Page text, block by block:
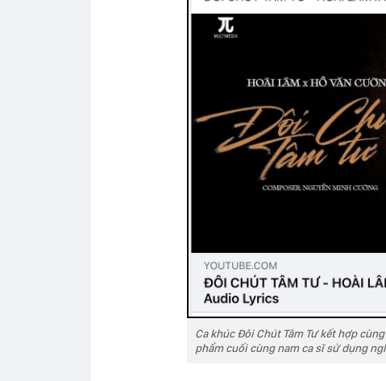
Ca khúc Đôi Chút Tâm Tư kết hợp
phẩm cuối cùng nam ca sĩ sử dụng